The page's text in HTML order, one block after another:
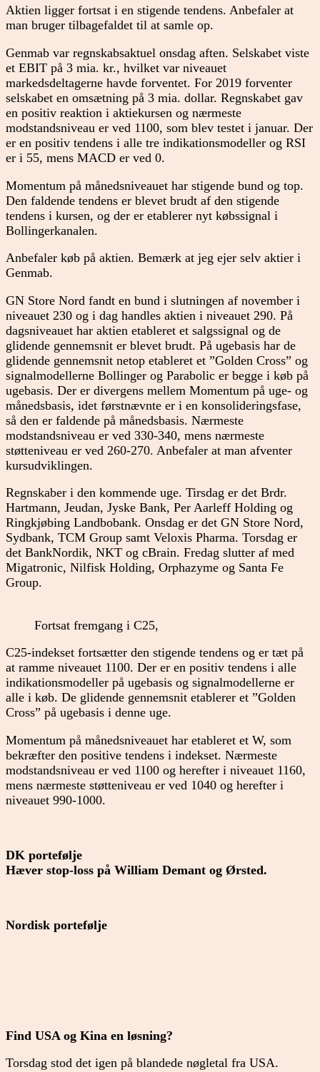
Aktien ligger fortsat i en stigende tendens. Anbefaler at
man bruger tilbagefaldet til at samle op.
Genmab var regnskabsaktuel onsdag aften. Selskabet viste
et EBIT på 3 mia. kr., hvilket var niveauet
markedsdeltagerne havde forventet. For 2019 forventer
selskabet en omsætning på 3 mia. dollar. Regnskabet gav
en positiv reaktion i aktiekursen og nærmeste
modstandsniveau er ved 1100, som blev testet i januar. Der
er en positiv tendens i alle tre indikationsmodeller og RSI
er i 55, mens MACD er ved 0.
Momentum på månedsniveauet har stigende bund og top.
Den faldende tendens er blevet brudt af den stigende
tendens i kursen, og der er etablerer nyt købssignal i
Bollingerkanalen.
Anbefaler køb på aktien. Bemærk at jeg ejer selv aktier i
Genmab.
GN Store Nord fandt en bund i slutningen af november i
niveauet 230 og i dag handles aktien i niveauet 290. På
dagsniveauet har aktien etableret et salgssignal og de
glidende gennemsnit er blevet brudt. På ugebasis har de
glidende gennemsnit netop etableret et ”Golden Cross” og
signalmodellerne Bollinger og Parabolic er begge i køb på
ugebasis. Der er divergens mellem Momentum på uge- og
månedsbasis, idet førstnævnte er i en konsolideringsfase,
så den er faldende på månedsbasis. Nærmeste
modstandsniveau er ved 330-340, mens nærmeste
støtteniveau er ved 260-270. Anbefaler at man afventer
kursudviklingen.
Regnskaber i den kommende uge. Tirsdag er det Brdr.
Hartmann, Jeudan, Jyske Bank, Per Aarleff Holding og
Ringkjøbing Landbobank. Onsdag er det GN Store Nord,
Sydbank, TCM Group samt Veloxis Pharma. Torsdag er
det BankNordik, NKT og cBrain. Fredag slutter af med
Migatronic, Nilfisk Holding, Orphazyme og Santa Fe
Group.
Fortsat fremgang i C25,
C25-indekset fortsætter den stigende tendens og er tæt på
at ramme niveauet 1100. Der er en positiv tendens i alle
indikationsmodeller på ugebasis og signalmodellerne er
alle i køb. De glidende gennemsnit etablerer et ”Golden
Cross” på ugebasis i denne uge.
Momentum på månedsniveauet har etableret et W, som
bekræfter den positive tendens i indekset. Nærmeste
modstandsniveau er ved 1100 og herefter i niveauet 1160,
mens nærmeste støtteniveau er ved 1040 og herefter i
niveauet 990-1000.
DK portefølje
Hæver stop-loss på William Demant og Ørsted.
Nordisk portefølje
Find USA og Kina en løsning?
Torsdag stod det igen på blandede nøgletal fra USA.